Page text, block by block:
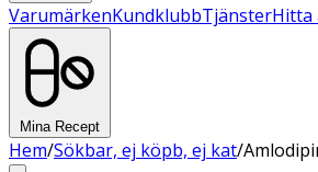
VarumärkenKundklubbTjänsterHitta
Mina Recept
Hem/Sökbar, ej köpb, ej kat/